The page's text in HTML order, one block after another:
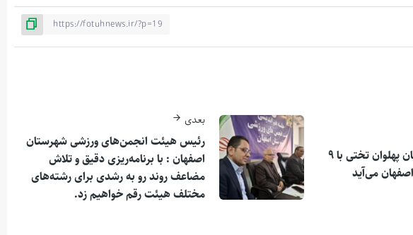
استاندار اصفهان: جهان پهلوان تختی با ۹
می‌آید
بعدی
رئیس هیئت انجمن‌های ورزشی شهرستان
اصفهان : با برنامه‌ریزی دقیق و تلاش
مضاعف روند رو به رشدی برای رشته‌های
مختلف هیئت رقم خواهیم زد.